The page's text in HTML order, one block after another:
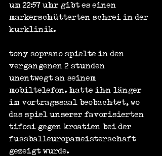
um 22:57 uhr gibt es einen
markerschütterten schrei in der
kurklinik.
tony soprano spielte in den
vergangenen 2 stunden
unentwegt an seinem
mobiltelefon. hatte ihn länger
im vortragssaal beobachtet, wo
das spiel unserer favorisierten
tifosi gegen kroatien bei der
fussballeuropameisterschaft
gezeigt wurde.